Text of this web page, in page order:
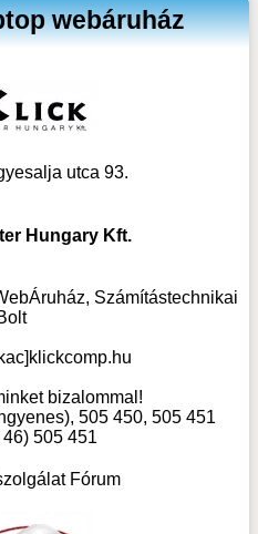
webáruház
utca 93.
Hungary Kft.
Számítástechnikai
bizalommal!
505 450, 505 451
46) 505 451
Fórum